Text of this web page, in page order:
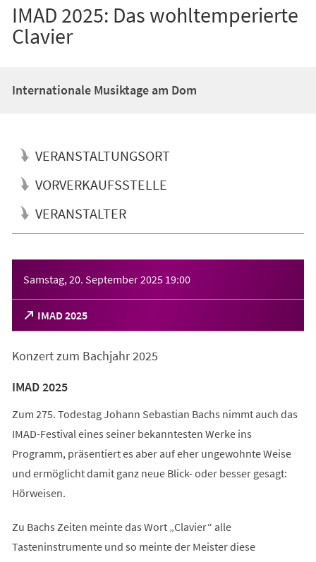
IMAD 2025: Das wohltemperierte
Clavier
Internationale Musiktage am Dom
VERANSTALTUNGSORT
VORVERKAUFSSTELLE
VERANSTALTER
Samstag, 20. September 2025 19:00
IMAD 2025
(Öffnet
in
neuen
Konzert zum Bachjahr 2025
IMAD 2025
Zum 275. Todestag Johann Sebastian Bachs nimmt auch das
IMAD-Festival eines seiner bekanntesten Werke ins
Programm, präsentiert es aber auf eher ungewohnte Weise
und ermöglicht damit ganz neue Blick- oder besser gesagt:
Hörweisen.
Zu Bachs Zeiten meinte das Wort „Clavier“ alle
Tasteninstrumente und so meinte der Meister diese